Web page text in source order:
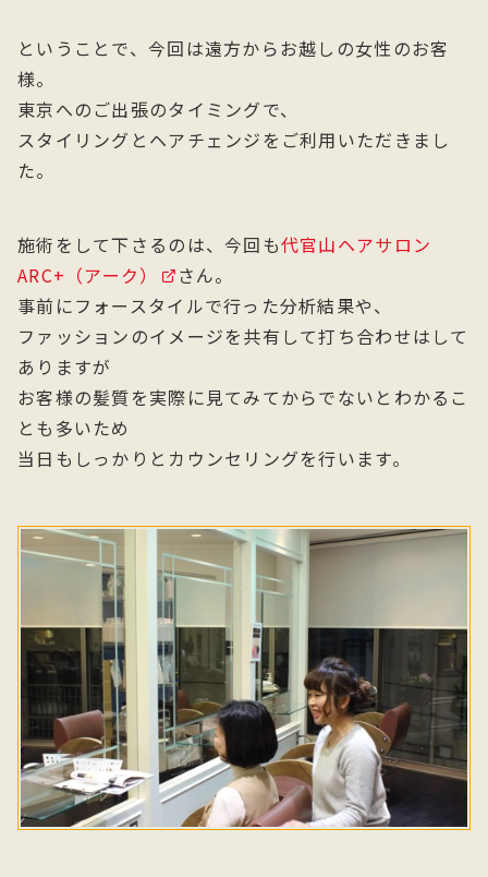
ということで、今回は遠方からお越しの女性のお客
様。
東京へのご出張のタイミングで、
スタイリングとヘアチェンジをご利用いただきまし
た。
施術をして下さるのは、今回も代官山ヘアサロン
ARC+（アーク）
さん。
事前にフォースタイルで行った分析結果や、
ファッションのイメージを共有して打ち合わせはして
ありますが
お客様の髪質を実際に見てみてからでないとわかるこ
とも多いため
当日もしっかりとカウンセリングを行います。